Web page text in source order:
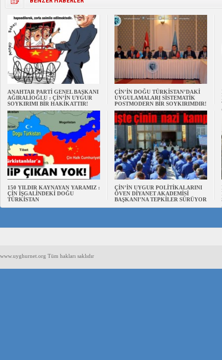
ANAHTAR PARTİ GENEL BAŞKANI
AĞIRALİOĞLU : ÇİN’İN UYGUR
SOYKIRIMI BİR HAKİKATTIR!
ÇİN’İN DOĞU TÜRKİSTAN’DAKİ
UYGULAMALARI SİSTEMATİK
POSTMODERN BİR SOYKIRIMDIR!
150 YILDIR KAYNAYAN YARAMIZ :
ÇİN İŞGALİNDEKİ DOĞU
TÜRKİSTAN
ÇİN’İN UYGUR POLİTİKALARINI
ÖVEN DİYANET AKADEMİSİ
BAŞKANI’NA TEPKİLER SÜRÜYOR
www.uyghurnet.org Tüm hakları saklıdır